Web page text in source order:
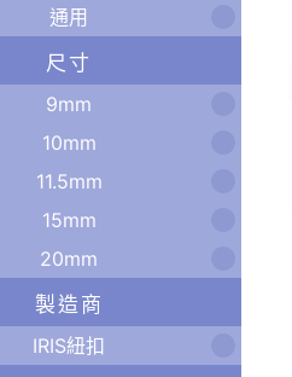
通用
尺寸
9mm
10mm
11.5mm
15mm
20mm
製造商
IRIS紐扣